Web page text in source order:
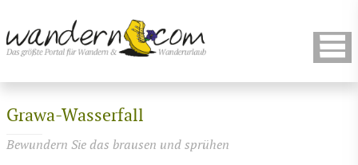
Grawa-Wasserfall
Bewundern Sie das brausen und sprühen